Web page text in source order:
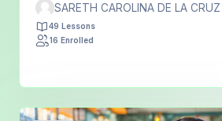
SARETH CAROLINA DE LA
49 Lessons
16 Enrolled